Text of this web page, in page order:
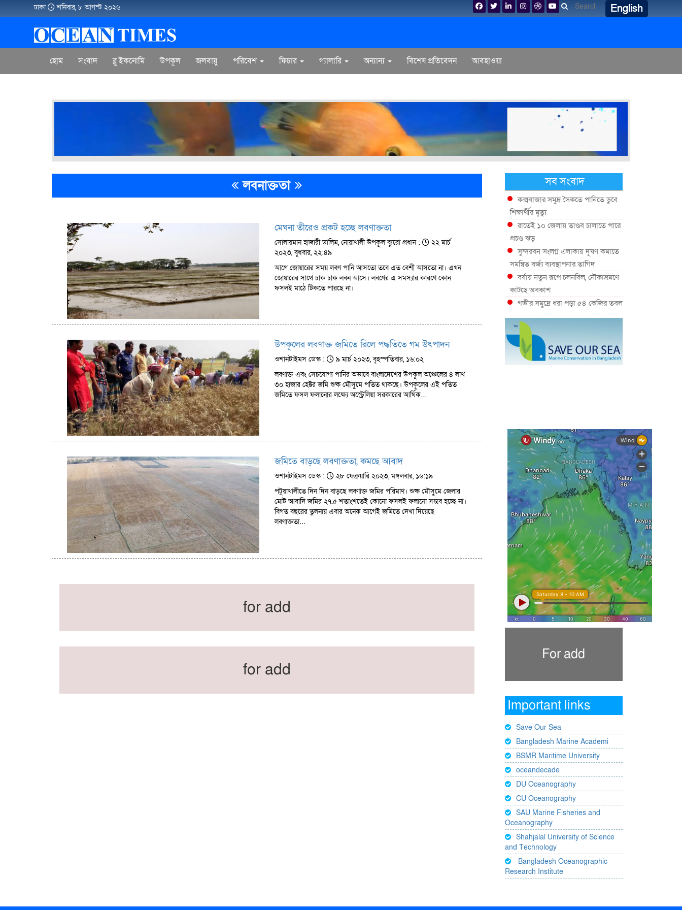
ঢাকা শনিবার, ৮ আগস্ট ২০২৬ English
হোম সংবাদ ব্লু ইকনোমি উপকূল জলবায়ু পরিবেশ ফিচার গ্যালারি অন্যান্য বিশেষ প্রতিবেদন আবহাওয়া
লবনাক্ততা
মেঘনা তীরেও প্রকট হচ্ছে লবণাক্ততা
সোলায়মান হাজারী ডালিম, নোয়াখালী উপকূল ব্যুরো প্রধান :
২২ মার্চ
২০২৩, বুধবার, ২২:৪৯
আগে জোয়ারের সময় লবণ পানি আসতো তবে এত বেশী আসতো না। এখন
জোয়ারের সাথে চাক চাক লবন আসে। লবণের এ সমস্যার কারণে কোন
ফসলই মাঠে টিকতে পারছে না।
উপকূলের লবণাক্ত জমিতে রিলে পদ্ধতিতে গম উৎপাদন
ওশানটাইমস ডেস্ক :
৯ মার্চ ২০২৩, বৃহস্পতিবার, ১৬:০২
লবণাক্ত এবং সেচযোগ্য পানির অভাবে বাংলাদেশের উপকূল অঞ্চেলের ৪ লাখ
৩০ হাজার হেক্টর জমি শুষ্ক মৌসুমে পতিত থাকছে। উপকূলের এই পতিত
জমিতে ফসল ফলানোর লক্ষ্যে অস্ট্রেলিয়া সরকারের আর্থিক…
জমিতে বাড়ছে লবণাক্ততা, কমছে আবাদ
ওশানটাইমস ডেস্ক :
২৮ ফেব্রুয়ারি ২০২৩, মঙ্গলবার, ১৬:১৯
পটুয়াখালীতে দিন দিন বাড়ছে লবণাক্ত জমির পরিমাণ। শুষ্ক মৌসুমে জেলার
মোট আবাদি জমির ২৭.৫ শতাংশতেই কোনো ফসলই ফলানো সম্ভব হচ্ছে না।
বিগত বছরের তুলনায় এবার অনেক আগেই জমিতে দেখা দিয়েছে
লবণাক্ততা…
for add
for add
সব সংবাদ
কক্সবাজার সমুদ্র সৈকতে পানিতে ডুবে
শিক্ষার্থীর মৃত্যু
রাতেই ১০ জেলায় তাণ্ডব চালাতে পারে
প্রচণ্ড ঝড়
সুন্দরবন সংলগ্ন এলাকায় দূষণ কমাতে
সমন্বিত বর্জ্য ব্যবস্থাপনার তাগিদ
বর্ষায় নতুন রূপে চলনবিল, নৌকাভ্রমণে
কাটছে অবকাশ
গভীর সমুদ্রে ধরা পড়া ৫৪ কেজির তবল
মাছ
কক্সবাজারে প্যারাসেইলিংয়ে নিরাপত্তা
ঝুঁকি, নেই স্থায়ী পদক্ষেপ
১৩ জেলায় ঝোড়ো হাওয়া-বজ্রবৃষ্টির
শঙ্কা, নদীবন্দরে ১ নম্বর সতর্কসংকেত
সাগরে একাধিক লঘুচাপের শঙ্কা
For add
Important links
Save Our Sea
Bangladesh Marine Academi
BSMR Maritime University
oceandecade
DU Oceanography
CU Oceanography
SAU Marine Fisheries and
Oceanography
Shahjalal University of Science
and Technology
Bangladesh Oceanographic
Research Institute